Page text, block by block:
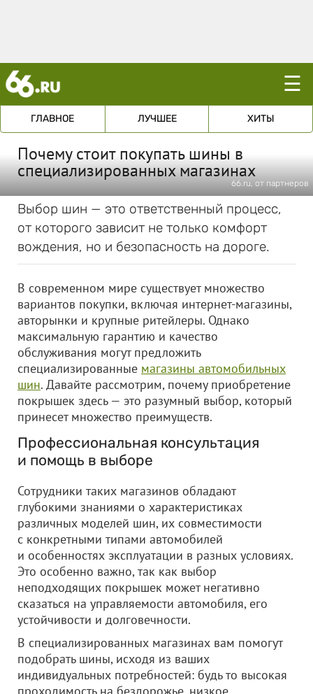
☰
ГЛАВНОЕ ЛУЧШЕЕ ХИТЫ
Почему стоит покупать шины в
специализированных магазинах
66.ru, от партнеров
Выбор шин — это ответственный процесс,
от которого зависит не только комфорт
вождения, но и безопасность на дороге.
В современном мире существует множество
вариантов покупки, включая интернет-магазины,
авторынки и крупные ритейлеры. Однако
максимальную гарантию и качество
обслуживания могут предложить
специализированные магазины автомобильных
шин. Давайте рассмотрим, почему приобретение
покрышек здесь — это разумный выбор, который
принесет множество преимуществ.
Профессиональная консультация
и помощь в выборе
Сотрудники таких магазинов обладают
глубокими знаниями о характеристиках
различных моделей шин, их совместимости
с конкретными типами автомобилей
и особенностях эксплуатации в разных условиях.
Это особенно важно, так как выбор
неподходящих покрышек может негативно
сказаться на управляемости автомобиля, его
устойчивости и долговечности.
В специализированных магазинах вам помогут
подобрать шины, исходя из ваших
индивидуальных потребностей: будь то высокая